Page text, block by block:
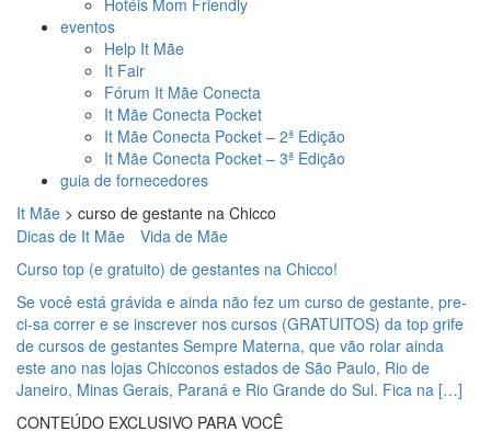
Hotéis Mom Friendly
eventos
Help It Mãe
It Fair
Fórum It Mãe Conecta
It Mãe Conecta Pocket
It Mãe Conecta Pocket – 2ª Edição
It Mãe Conecta Pocket – 3ª Edição
guia de fornecedores
It Mãe > curso de gestante na Chicco
Dicas de It Mãe
Vida de Mãe
Curso top (e gratuito) de gestantes na Chicco!
Se você está grávida e ainda não fez um curso de gestante, pre-
ci-sa correr e se inscrever nos cursos (GRATUITOS) da top grife
de cursos de gestantes Sempre Materna, que vão rolar ainda
este ano nas lojas Chicconos estados de São Paulo, Rio de
Janeiro, Minas Gerais, Paraná e Rio Grande do Sul. Fica na […]
CONTEÚDO EXCLUSIVO PARA VOCÊ